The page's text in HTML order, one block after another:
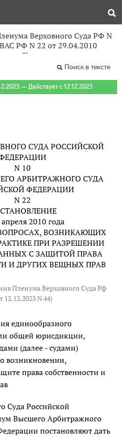
Верховного Суда РФ N
РФ N 22 от 29.04.2010
Поиск в тексте
— Действует с 12.12.2023
СУДА РОССИЙСКОЙ
N 10
АРБИТРАЖНОГО СУДА
ФЕДЕРАЦИИ
N 22
2010 года
ВОЗНИКАЮЩИХ
ПРИ РАЗРЕШЕНИИ
С ЗАЩИТОЙ ПРАВА
И ДРУГИХ ВЕЩНЫХ ПРАВ
Пленума Верховного Суда Рф
12.12.2023 N 44)
единообразного
общей юрисдикции,
(далее - судами)
возникновении,
права собственности и
Суда Российской
Высшего Арбитражного
постановляют дать